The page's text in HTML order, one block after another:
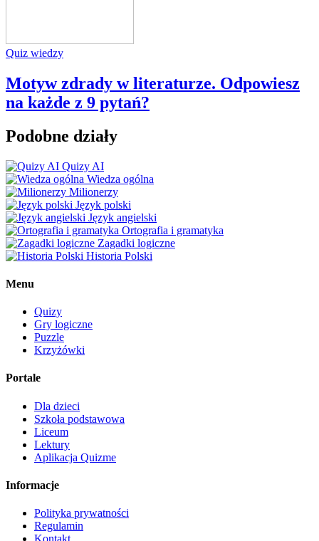
Quiz wiedzy
Motyw zdrady w literaturze. Odpowiesz
na każde z 9 pytań?
Podobne działy
Quizy AI
Wiedza ogólna
Milionerzy
Język polski
Język angielski
Ortografia i gramatyka
Zagadki logiczne
Historia Polski
Menu
Quizy
Gry logiczne
Puzzle
Krzyżówki
Portale
Dla dzieci
Szkoła podstawowa
Liceum
Lektury
Aplikacja Quizme
Informacje
Polityka prywatności
Regulamin